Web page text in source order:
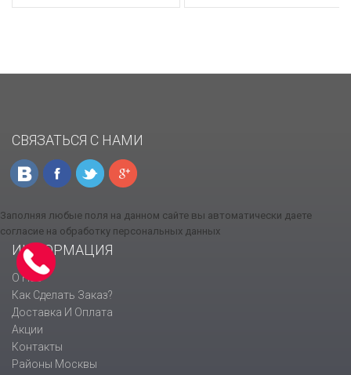
СВЯЗАТЬСЯ С НАМИ
Заполняя любые поля на данном сайте вы автоматически даете
согласие на обработку персональных данных
ИНФОРМАЦИЯ
О Нас
Как Сделать Заказ?
Доставка И Оплата
Акции
Контакты
Районы Москвы